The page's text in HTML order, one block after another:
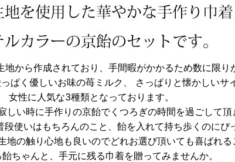
から作成されており、手間暇がかかるため数に限り
ぱく優しいお味の苺ミルク、 さっぱりと懐かしいサ
女性に人気な3種類となっております。
しい時に手作りの京飴でくつろぎの時間を過ごして頂
段使いはもちろんのこと、飴を入れて持ち歩くのにぴ
地の触り心地も良いのでどれお選び頂いても喜ばれる
ちゃんと、手元に残る巾着を贈ってみませんか。